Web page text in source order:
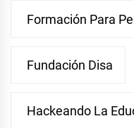
Formación Para
Fundación Disa
Hackeando La